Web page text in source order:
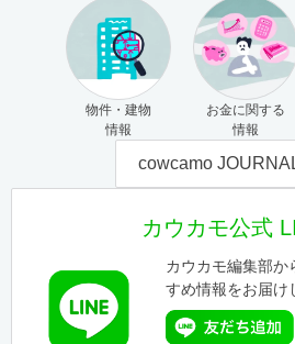
物件・建物
情報
お金に関する
情報
cowcamo
カウカモ公式
カウカモ編集部か
すめ情報をお届け